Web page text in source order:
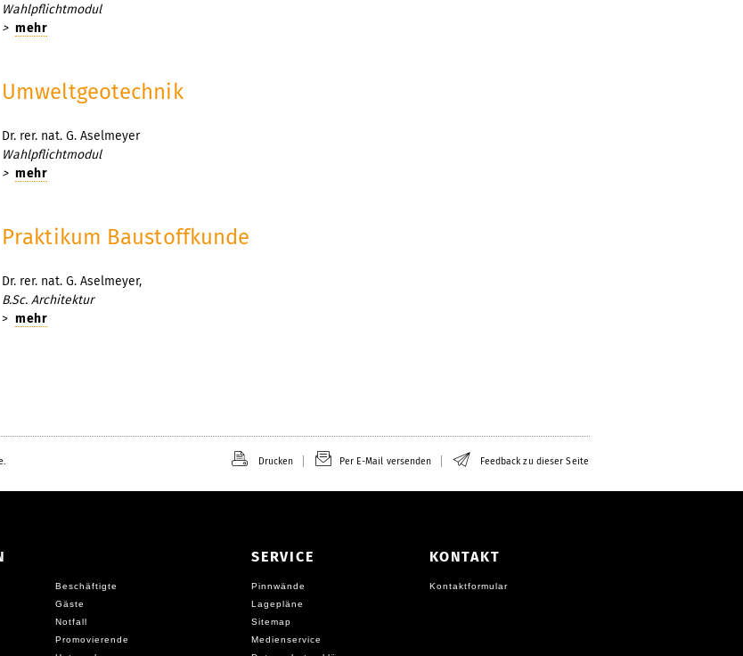
Wahlpflichtmodul
> mehr
Umweltgeotechnik
Dr. rer. nat. G. Aselmeyer
Wahlpflichtmodul
> mehr
Praktikum Baustoffkunde
Dr. rer. nat. G. Aselmeyer,
B.Sc. Architektur
> mehr
Drucken Per E-Mail versenden Feedback zu dieser Seite
Beschäftigte
Gäste
Notfall
Promovierende
SERVICE
Pinnwände
Lagepläne
Sitemap
Medienservice
KONTAKT
Kontaktformular